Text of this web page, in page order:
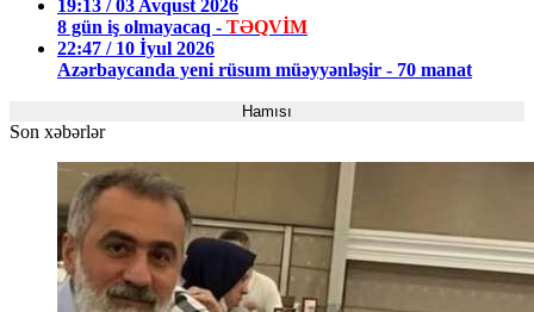
19:13 / 03 Avqust 2026
8 gün iş olmayacaq - TƏQVİM
22:47 / 10 İyul 2026
Azərbaycanda yeni rüsum müəyyənləşir - 70 manat
Hamısı
Son xəbərlər